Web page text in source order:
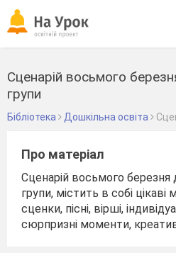
Сценарій восьмого
групи
Бібліотека Дошкільна освіта
Про матеріал
Сценарій восьмого березня
групи, містить в собі цікаві
сценки, пісні, вірші,
сюрпризні моменти,